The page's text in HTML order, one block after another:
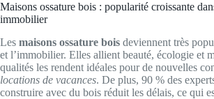
Maisons ossature bois : popularité croissante
immobilier
Les maisons ossature bois deviennent très
et l’immobilier. Elles allient beauté, écologie et
qualités les rendent idéales pour de nouvelles
locations de vacances. De plus, 90 % des
construire avec du bois réduit les délais, ce qui